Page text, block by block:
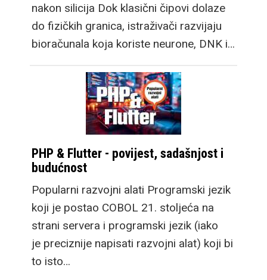
nakon silicija Dok klasični čipovi dolaze
do fizičkih granica, istraživači razvijaju
bioračunala koja koriste neurone, DNK i…
PHP & Flutter - povijest, sadašnjost i
budućnost
Popularni razvojni alati Programski jezik
koji je postao COBOL 21. stoljeća na
strani servera i programski jezik (iako
je preciznije napisati razvojni alat) koji bi
to isto…